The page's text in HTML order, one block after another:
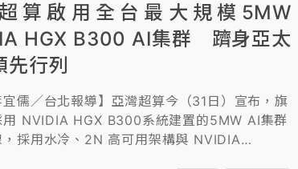
也將市佔率目標從上季預估的10%至15%，提
至20%。
算啟用全台最大規模5MW
HGX B300 AI集群 躋身亞太
先行列
宜儒／台北報導】亞灣超算今（31日）宣布，旗
用 NVIDIA HGX B300系統建置的5MW AI集群
，採用水冷、2N 高可用架構與 NVIDIA